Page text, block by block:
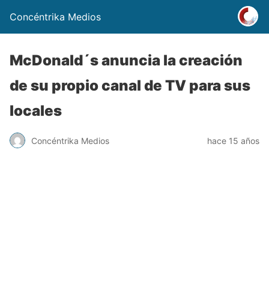
Concéntrika Medios
McDonald´s anuncia la creación
de su propio canal de TV para sus
locales
Concéntrika Medios hace 15 años